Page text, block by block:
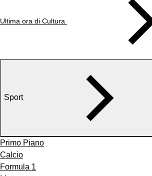
Ultima ora di Cultura
Sport
Primo Piano
Calcio
Formula 1